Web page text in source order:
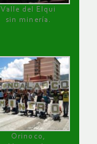
Valle del Elqui
sin minería.
Orinoco,